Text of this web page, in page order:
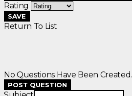
Rating
SAVE
Return To List
No Questions Have Been Created.
POST QUESTION